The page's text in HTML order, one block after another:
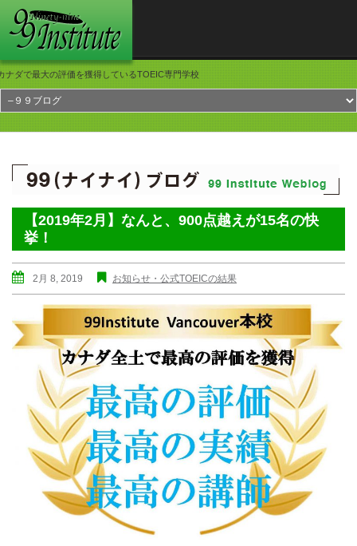
ナダで最大の評価を獲得しているTOEIC専門学校
【2019年2月】なんと、900点越えが15名の快
挙！
2月 8, 2019 お知らせ・公式TOEICの結果